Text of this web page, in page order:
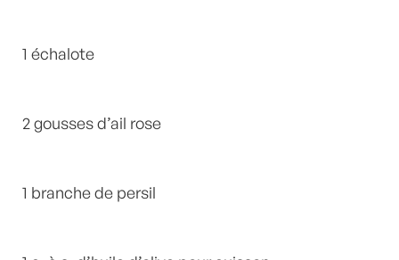
1 échalote
2 gousses d’ail rose
1 branche de persil